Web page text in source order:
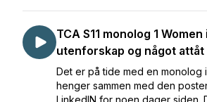
TCA S11 monolog 1
utenforskap og något attåt
Det er på tide med en monolog
henger sammen med den
LinkedIN for noen dager siden.